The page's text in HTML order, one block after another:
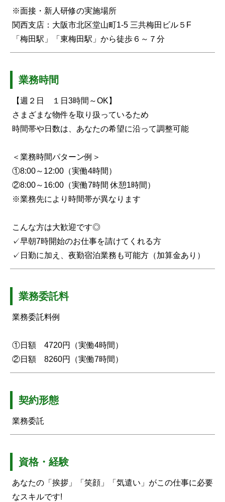
※面接・新人研修の実施場所
関西支店：大阪市北区堂山町1-5 三共梅田ビル５F
「梅田駅」「東梅田駅」から徒歩６～７分
業務時間
【週２日 １日3時間～OK】
さまざまな物件を取り扱っているため
時間帯や日数は、あなたの希望に沿って調整可能
＜業務時間パターン例＞
①8:00～12:00（実働4時間）
②8:00～16:00（実働7時間 休憩1時間）
※業務先により時間帯が異なります
こんな方は大歓迎です◎
✓早朝7時開始のお仕事を請けてくれる方
✓日勤に加え、夜勤宿泊業務も可能方（加算金あり）
業務委託料
業務委託料例
①日額 4720円（実働4時間）
②日額 8260円（実働7時間）
契約形態
業務委託
資格・経験
あなたの「挨拶」「笑顔」「気遣い」がこの仕事に必要
なスキルです!